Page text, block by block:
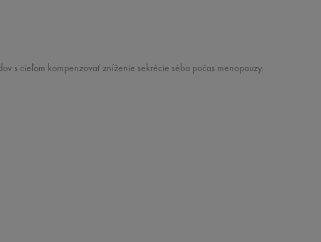
s cieľom kompenzovať zníženie sekrécie séba počas menopauzy.